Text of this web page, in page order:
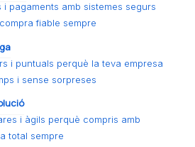
i pagaments amb sistemes segurs
fiable sempre
i puntuals perquè la teva empresa
i sense sorpreses
i àgils perquè compris amb
total sempre